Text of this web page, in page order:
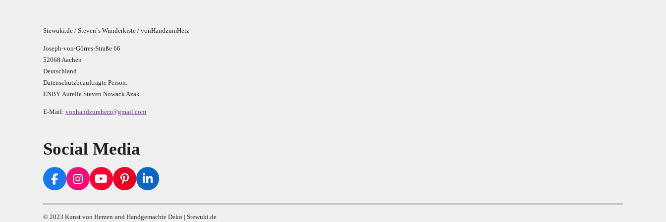
Stewuki.de / Steven`s Wunderkiste / vonHandzumHerz
Joseph-von-Görres-Straße 66
52068 Aachen
Deutschland
Datenschutzbeauftragte Person:
ENBY Aurelie Steven Nowack Azak
E-Mail: vonhandzumherz@gmail.com
Social Media
F
c
e
I
s
t
Y
u
T
P
n
t
L
n
k
© 2023 Kunst von Herzen und Handgemachte Deko | Stewuki.de